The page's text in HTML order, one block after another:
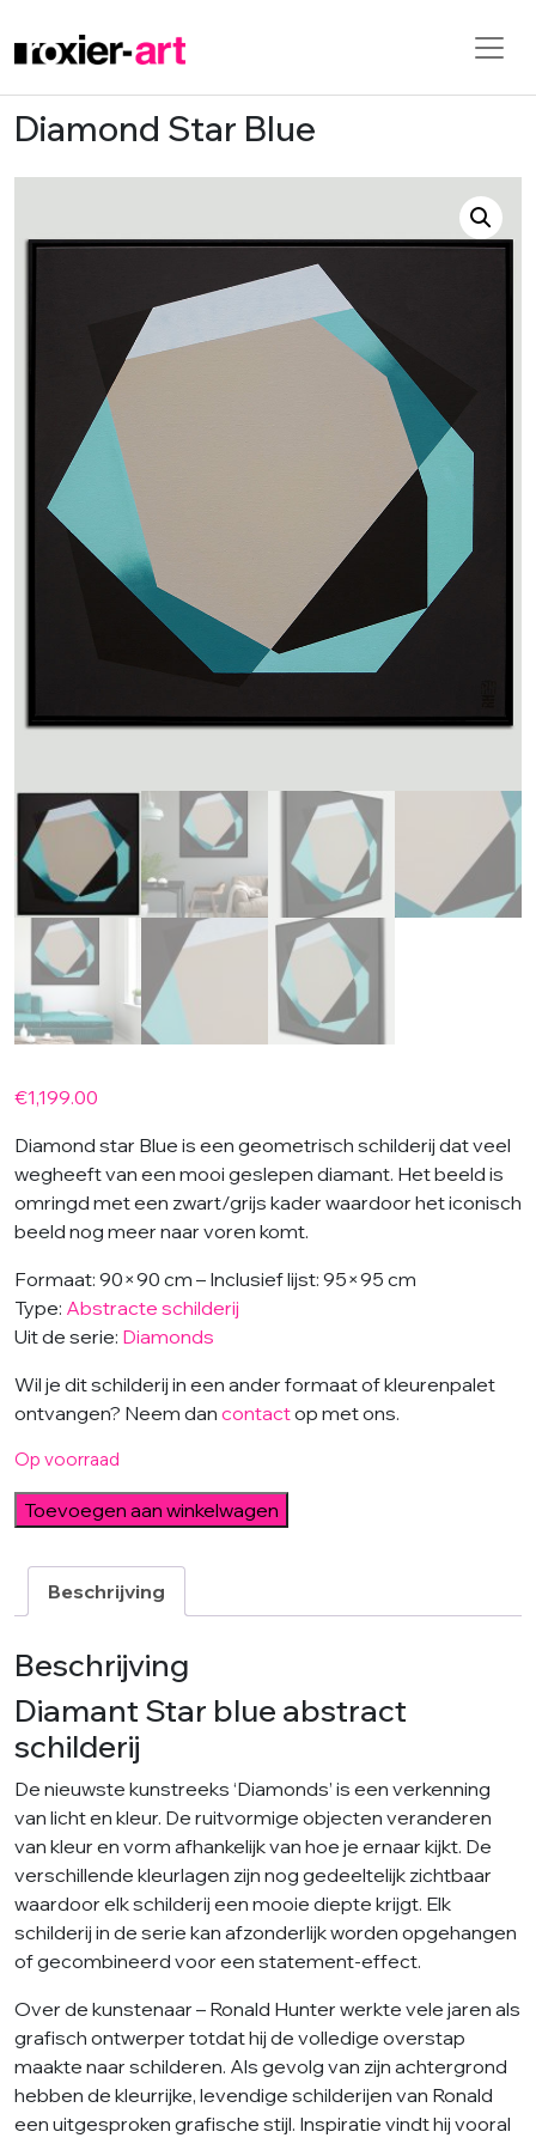
Skip to main content
Diamond Star Blue
€1,199.00
Diamond star Blue is een geometrisch schilderij dat veel
wegheeft van een mooi geslepen diamant. Het beeld is
omringd met een zwart/grijs kader waardoor het iconisch
beeld nog meer naar voren komt.
Formaat: 90×90 cm – Inclusief lijst: 95×95 cm
Type: Abstracte schilderij
Uit de serie: Diamonds
Wil je dit schilderij in een ander formaat of kleurenpalet
ontvangen? Neem dan contactop met ons.
Op voorraad
Diamond
Star
Blue
aantal
Toevoegen aan winkelwagen
Beschrijving
Beschrijving
Diamant Star blue abstract
schilderij
De nieuwste kunstreeks ‘Diamonds’ is een verkenning
van licht en kleur. De ruitvormige objecten veranderen
van kleur en vorm afhankelijk van hoe je ernaar kijkt. De
verschillende kleurlagen zijn nog gedeeltelijk zichtbaar
waardoor elk schilderij een mooie diepte krijgt. Elk
schilderij in de serie kan afzonderlijk worden opgehangen
of gecombineerd voor een statement-effect.
Over de kunstenaar – Ronald Hunter werkte vele jaren als
grafisch ontwerper totdat hij de volledige overstap
maakte naar schilderen. Als gevolg van zijn achtergrond
hebben de kleurrijke, levendige schilderijen van Ronald
een uitgesproken grafische stijl. Inspiratie vindt hij vooral